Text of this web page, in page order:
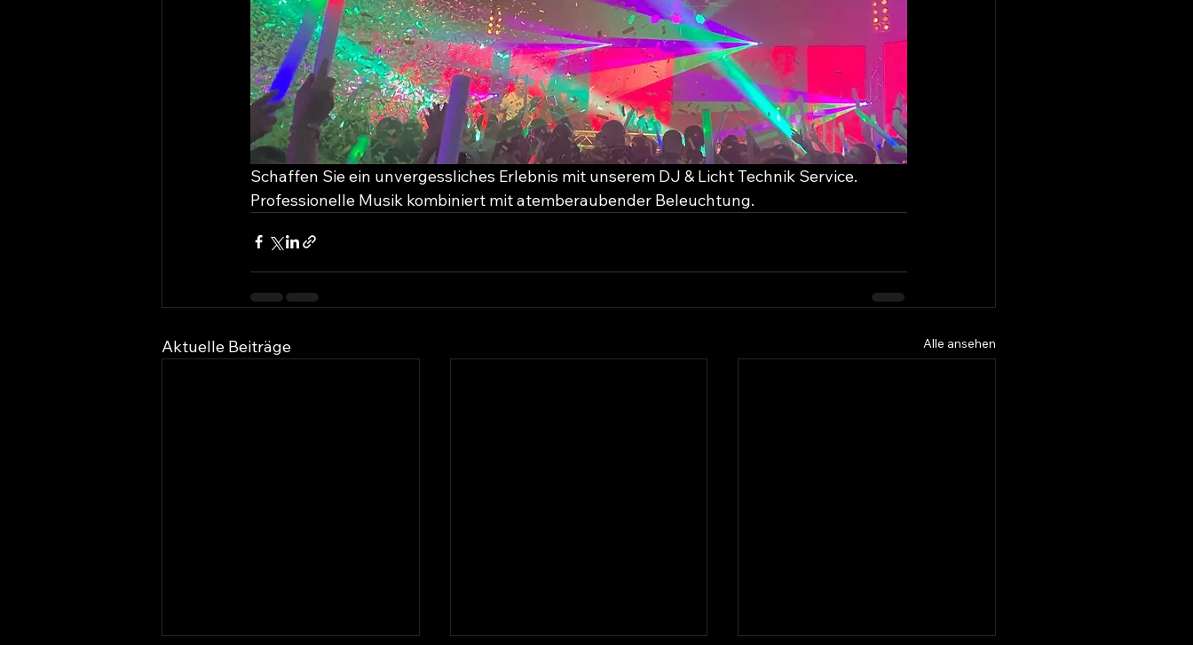
Schaffen Sie ein unvergessliches Erlebnis mit unserem DJ & Licht Technik Service.
Professionelle Musik kombiniert mit atemberaubender Beleuchtung.
Aktuelle Beiträge Alle ansehen